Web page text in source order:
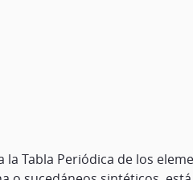
Tabla Periódica de los